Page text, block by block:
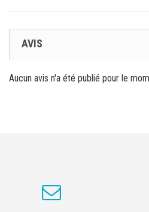
AVIS
Aucun avis n'a été publié pour le